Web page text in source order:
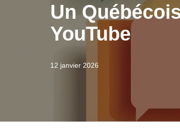
Un
YouTube
12 janvier 2026